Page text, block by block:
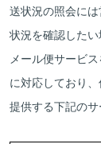
送状況の照会には
状況を確認した
メール便サービ
に対応しており
提供する下記のサ